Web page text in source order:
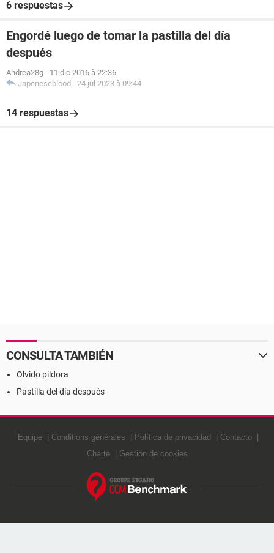
6 respuestas
Engordé luego de tomar la pastilla del día
después
Andrea28g - 11 dic 2016 à 22:36
Japeneseblood - 24 jul 2023 à 09:44
14 respuestas
CONSULTA TAMBIÉN
Olvido pildora
Pastilla del día después
Equipe Conditions générales Política de privacidad
Contacto
Charte
Gestión de cookies